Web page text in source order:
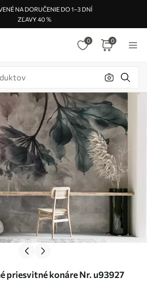
NA DORUČENIE DO 1–3 DNÍ
ZĽAVY 40 %
0 0
priesvitné konáre Nr. u93927